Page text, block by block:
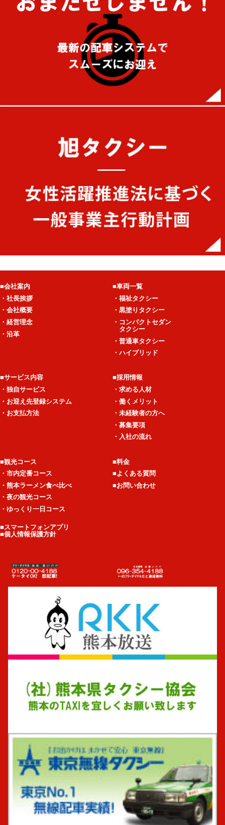
■会社案内
・社長挨拶
・会社概要
・経営理念
・沿革
■車両一覧
・福祉タクシー
・黒塗りタクシー
・コンパクトセダン
タクシー
・普通車タクシー
・ハイブリッド
■サービス内容
・独自サービス
・お迎え先登録システム
・お支払方法
■採用情報
・求める人材
・働くメリット
・未経験者の方へ
・募集要項
・入社の流れ
■観光コース
・市内定番コース
・熊本ラーメン食べ比べ
・夜の観光コース
・ゆっくり一日コース
■料金
■よくある質問
■お問い合わせ
■スマートフォンアプリ
■個人情報保護方針